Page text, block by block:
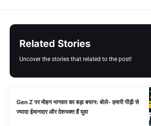
Related Stories
Uncover the stories that related to the post!
Gen Z पर मोहन भागवत का बड़ा बयान: बोले- हमारी पीढ़ी से
ज्यादा ईमानदार और देशभक्त हैं युवा